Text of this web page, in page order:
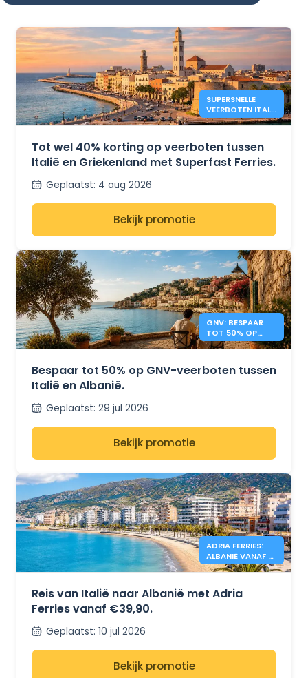
SUPERSNELLE
VEERBOTEN ITALIË
– GRIEKENLAND:
Tot wel 40% korting op veerboten tussen
Italië en Griekenland met Superfast Ferries.
Geplaatst: 4 aug 2026
Bekijk promotie
GNV: BESPAAR
TOT 50% OP
VEERBOTEN
ALBANIË
Bespaar tot 50% op GNV-veerboten tussen
Italië en Albanië.
Geplaatst: 29 jul 2026
Bekijk promotie
ADRIA FERRIES:
ALBANIË VANAF €
39,90
Reis van Italië naar Albanië met Adria
Ferries vanaf €39,90.
Geplaatst: 10 jul 2026
Bekijk promotie